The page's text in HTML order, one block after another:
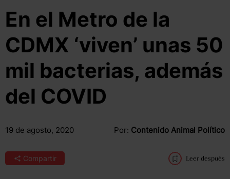
En el Metro de la
CDMX ‘viven’ unas 50
mil bacterias, además
del COVID
19 de agosto, 2020 Por: Contenido Animal Político
Compartir Leer después